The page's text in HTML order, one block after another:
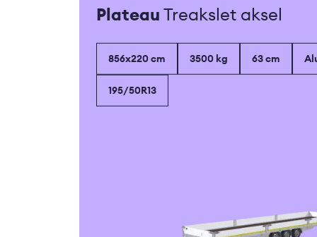
Plateau Treakslet aksel
856x220 cm 3500 kg 63 cm
195/50R13